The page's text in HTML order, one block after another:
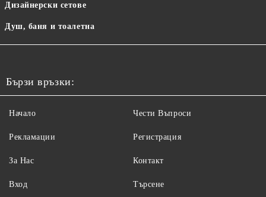
Дизайнерски сетове
Душ, баня и тоалетна
Бързи връзки:
Начало
Рекламации
За Нас
Вход
Чести Въпроси
Регистрация
Контакт
Търсене